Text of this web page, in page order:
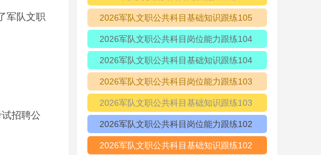
军队文职
招聘公
2026军队文职公共科目基础知识跟练105
2026军队文职公共科目岗位能力跟练104
2026军队文职公共科目基础知识跟练104
2026军队文职公共科目岗位能力跟练103
2026军队文职公共科目基础知识跟练103
2026军队文职公共科目岗位能力跟练102
2026军队文职公共科目基础知识跟练102